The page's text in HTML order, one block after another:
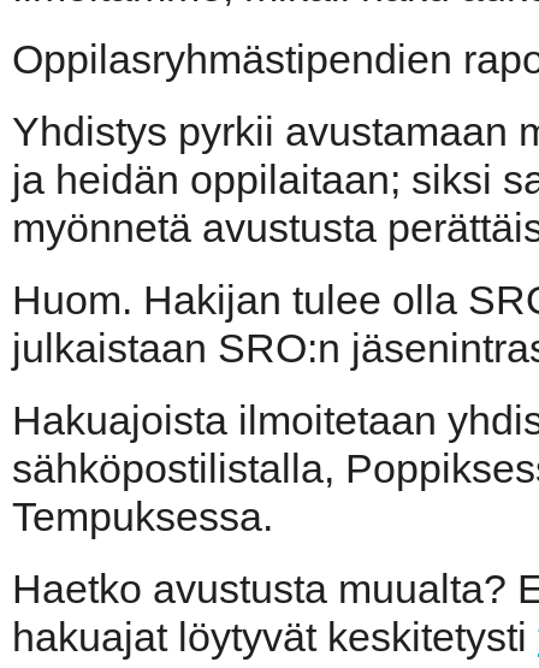
Oppilasryhmästipendien
Yhdistys pyrkii avustamaan
ja heidän oppilaitaan; siksi
myönnetä avustusta
Huom. Hakijan tulee olla
julkaistaan SRO:n
Hakuajoista ilmoitetaan
sähköpostilistalla,
Tempuksessa.
Haetko avustusta muualta?
hakuajat löytyvät keskitetysti